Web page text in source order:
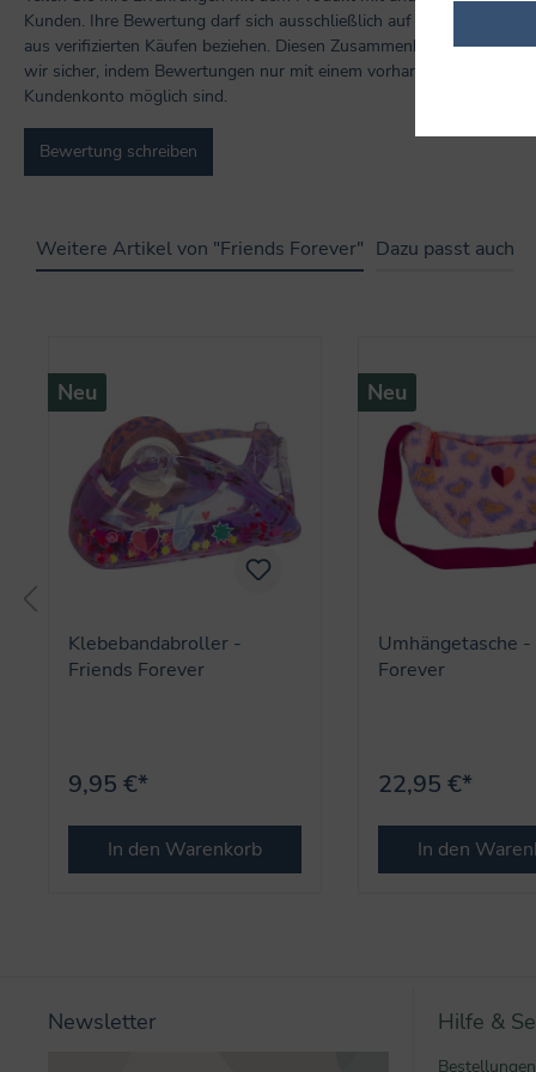
Kunden. Ihre Bewertung darf sich ausschließlich auf Produkte
aus verifizierten Käufen beziehen. Diesen Zusammenhang stellen
wir sicher, indem Bewertungen nur mit einem vorhandenen
Kundenkonto möglich sind.
Bewertung schreiben
Weitere Artikel von "Friends Forever" Dazu passt auch
Neu
Klebebandabroller -
Friends Forever
9,95 €*
In den Warenkorb
Neu
Umhängetasche
Forever
22,95 €*
In den
Newsletter Hilfe &
Bestellungen